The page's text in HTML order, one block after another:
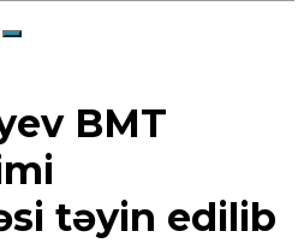
BMT
təyin edilib